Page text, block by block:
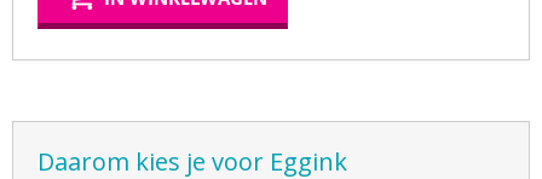
Daarom kies je voor Eggink